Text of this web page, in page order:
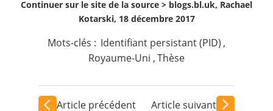
Continuer sur le site de la source > blogs.bl.uk, Rachael
Kotarski, 18 décembre 2017
Mots-clés : Identifiant persistant (PID) ,
Royaume-Uni ,Thèse
Article précédent Article suivant